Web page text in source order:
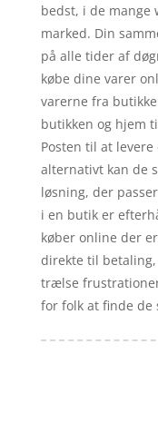
bedst, i de mange
marked. Din
på alle tider af
købe dine varer
varerne fra
butikken og hjem
Posten til at
alternativt kan de
løsning, der
i en butik er
køber online der
direkte til betaling,
trælse
for folk at finde de